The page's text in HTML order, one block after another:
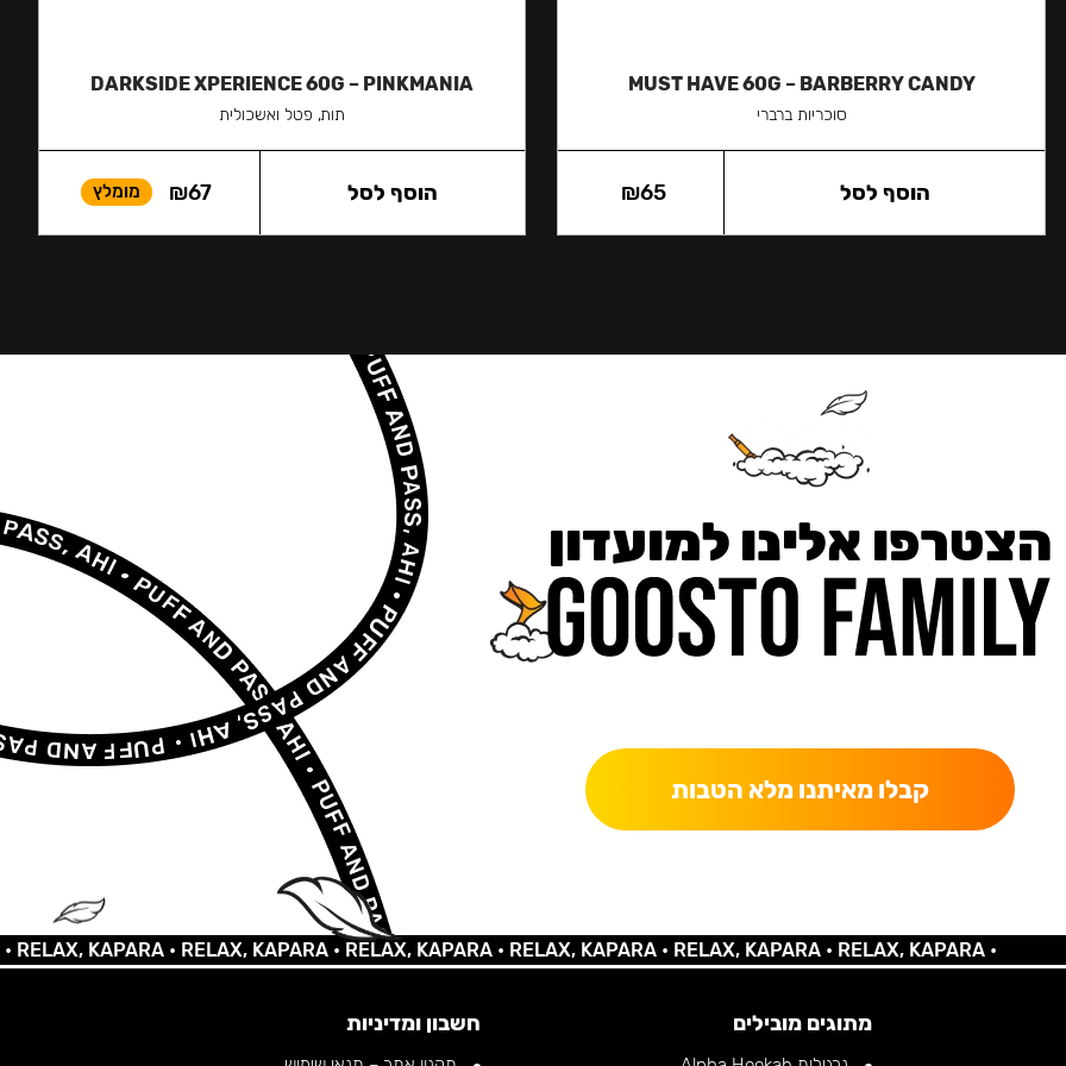
MUST HAVE 60G – BARBERRY CANDY
סוכריות ברברי
₪65 הוסף לסל
DARKSIDE XPERIENCE 60G – PINKMANIA
תות, פטל ואשכולית
₪67 מומלץ הוסף לסל
הצטרפו אלינו למועדון
קבלו מאיתנו מלא הטבות
KAPARA •RELAX, KAPARA •RELAX, KAPARA •RELAX, KAPARA •RELAX, KAPARA •RELAX, KAPARA •
מתוגים מובילים חשבון ומדיניות